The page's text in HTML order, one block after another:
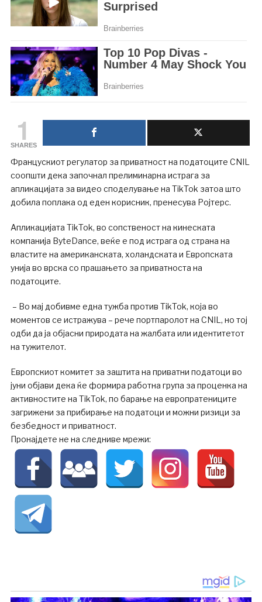
1
SHARES
Францускиот регулатор за приватност на податоците CNIL
соопшти дека започнал прелиминарна истрага за
апликацијата за видео споделување на TikTok затоа што
добила поплака од еден корисник, пренесува Ројтерс.
Апликацијата TikTok, во сопственост на кинеската
компанија ByteDance, веќе е под истрага од страна на
властите на американската, холандската и Европската
унија во врска со прашањето за приватноста на
податоците.
– Во мај добивме една тужба против TikTok, која во
моментов се истражува – рече портпаролот на CNIL, но тој
одби да ја објасни природата на жалбата или идентитетот
на тужителот.
Европскиот комитет за заштита на приватни податоци во
јуни објави дека ќе формира работна група за проценка на
активностите на TikTok, по барање на европратениците
загрижени за прибирање на податоци и можни ризици за
безбедност и приватност.
Пронајдете не на следниве мрежи: